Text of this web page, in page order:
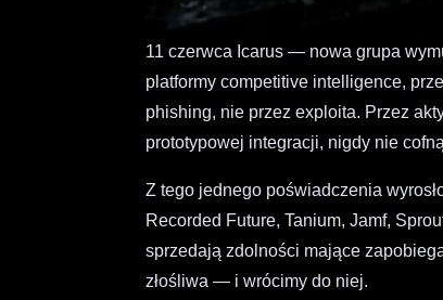
11 czerwca Icarus — nowa grupa
platformy competitive intelligence,
phishing, nie przez exploita. Przez
prototypowej integracji, nigdy nie
Z tego jednego poświadczenia
Recorded Future, Tanium, Jamf,
sprzedają zdolności mające
złośliwa — i wrócimy do niej.